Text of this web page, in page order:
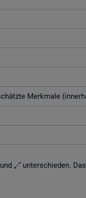
Merk­ma­le
„-“ un­ter­schie­den.